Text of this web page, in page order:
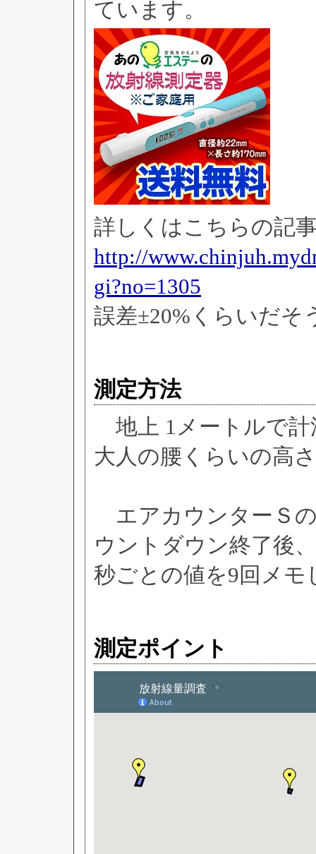
ています。
詳しくはこちらの記
http://
gi?no=1305
誤差±20%くらいだ
測定方法
地上 1メートルで計
大人の腰くらいの高
エアカウンターＳ
ウントダウン終了後
秒ごとの値を9回メモ
測定ポイント